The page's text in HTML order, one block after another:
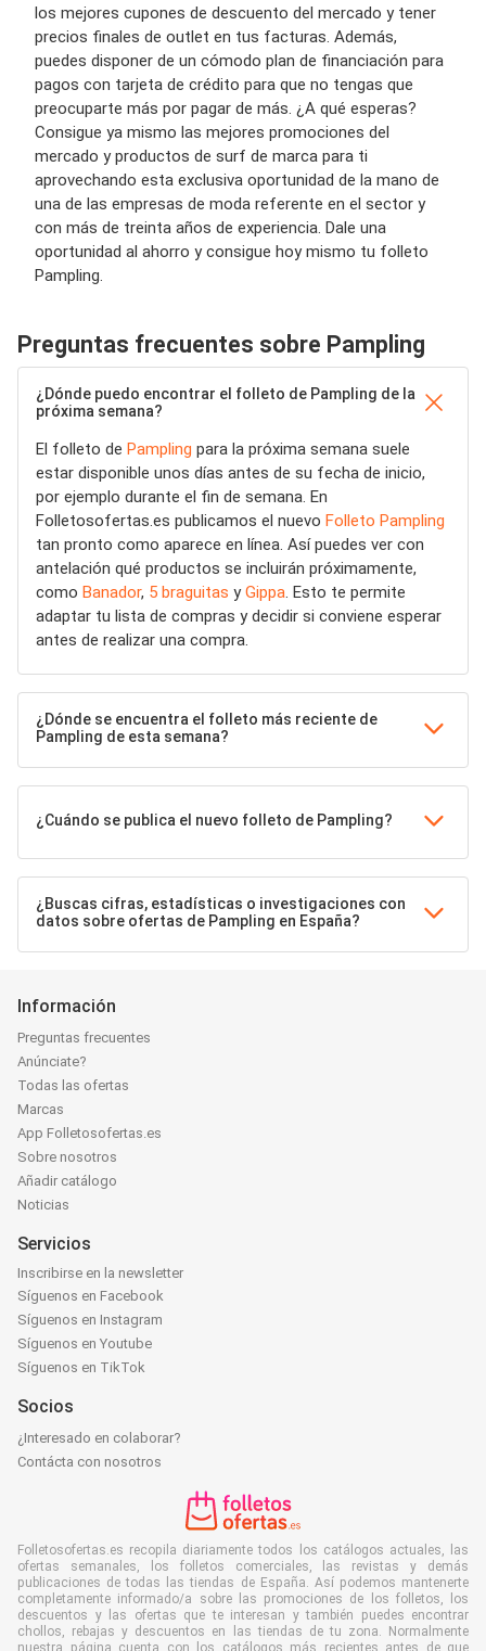
los mejores cupones de descuento del mercado y tener
precios finales de outlet en tus facturas. Además,
puedes disponer de un cómodo plan de financiación para
pagos con tarjeta de crédito para que no tengas que
preocuparte más por pagar de más. ¿A qué esperas?
Consigue ya mismo las mejores promociones del
mercado y productos de surf de marca para ti
aprovechando esta exclusiva oportunidad de la mano de
una de las empresas de moda referente en el sector y
con más de treinta años de experiencia. Dale una
oportunidad al ahorro y consigue hoy mismo tu folleto
Pampling.
Preguntas frecuentes sobre Pampling
¿Dónde puedo encontrar el folleto de Pampling de la
próxima semana?
El folleto de Pampling para la próxima semana suele
estar disponible unos días antes de su fecha de inicio,
por ejemplo durante el fin de semana. En
Folletosofertas.es publicamos el nuevo Folleto Pampling
tan pronto como aparece en línea. Así puedes ver con
antelación qué productos se incluirán próximamente,
como Banador, 5 braguitas yGippa. Esto te permite
adaptar tu lista de compras y decidir si conviene esperar
antes de realizar una compra.
¿Dónde se encuentra el folleto más reciente de
Pampling de esta semana?
¿Cuándo se publica el nuevo folleto de Pampling?
¿Buscas cifras, estadísticas o investigaciones con
datos sobre ofertas de Pampling en España?
Información
Preguntas frecuentes
Anúnciate?
Todas las ofertas
Marcas
App Folletosofertas.es
Sobre nosotros
Añadir catálogo
Noticias
Servicios
Inscribirse en la newsletter
Síguenos en Facebook
Síguenos en Instagram
Síguenos en Youtube
Síguenos en TikTok
Socios
¿Interesado en colaborar?
Contácta con nosotros
Folletosofertas.es recopila diariamente todos los catálogos actuales, las
ofertas semanales, los folletos comerciales, las revistas y demás
publicaciones de todas las tiendas de España. Así podemos mantenerte
completamente informado/a sobre las promociones de los folletos, los
descuentos y las ofertas que te interesan y también puedes encontrar
chollos, rebajas y descuentos en las tiendas de tu zona. Normalmente
nuestra página cuenta con los catálogos más recientes antes de que